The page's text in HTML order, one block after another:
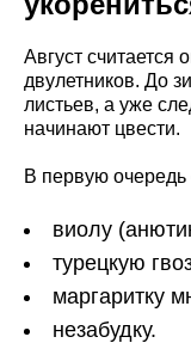
Август
двулетников. До
листьев, а уже
начинают цвести.
В первую очередь
виолу
турецкую
маргаритку
незабудку.